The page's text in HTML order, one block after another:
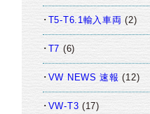
T5-T6.1輸入車両 (2)
T7 (6)
VW NEWS 速報 (12)
VW-T3 (17)